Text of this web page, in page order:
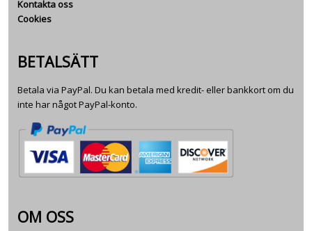
Kontakta oss
Cookies
BETALSÄTT
Betala via PayPal. Du kan betala med kredit- eller bankkort om du
inte har något PayPal-konto.
OM OSS